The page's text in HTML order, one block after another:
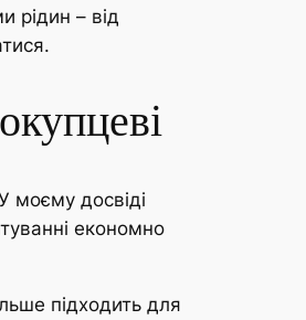
рідин – від
моєму досвіді
економно
підходить для